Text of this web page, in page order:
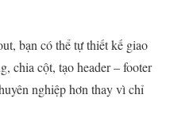
bạn có thể tự thiết kế giao
chia cột, tạo header – footer
nghiệp hơn thay vì chỉ